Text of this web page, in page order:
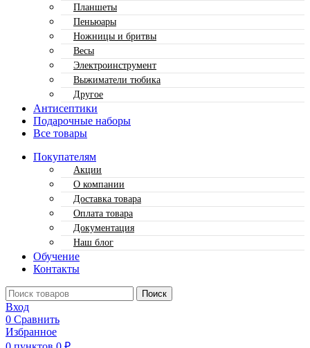
Планшеты
Пеньюары
Ножницы и бритвы
Весы
Электроинструмент
Выжиматели тюбика
Другое
Антисептики
Подарочные наборы
Все товары
Покупателям
Акции
О компании
Доставка товара
Оплата товара
Документация
Наш блог
Обучение
Контакты
Поиск
Вход
0 Сравнить
Избранное